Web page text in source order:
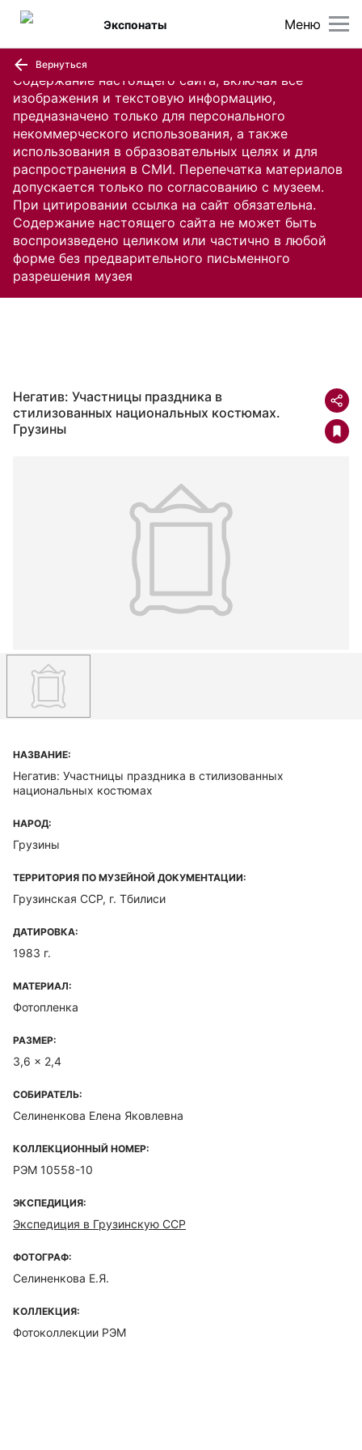
Содержание настоящего сайта, включая все
изображения и текстовую информацию,
предназначено только для персонального
некоммерческого использования, а также
использования в образовательных целях и для
распространения в СМИ. Перепечатка материалов
допускается только по согласованию с музеем.
При цитировании ссылка на сайт обязательна.
Содержание настоящего сайта не может быть
воспроизведено целиком или частично в любой
форме без предварительного письменного
разрешения музея
Меню
Экспонаты
Вернуться
Негатив: Участницы праздника в
стилизованных национальных костюмах.
Грузины
НАЗВАНИЕ:
Негатив: Участницы праздника в стилизованных
национальных костюмах
НАРОД:
Грузины
ТЕРРИТОРИЯ ПО МУЗЕЙНОЙ ДОКУМЕНТАЦИИ:
Грузинская ССР, г. Тбилиси
ДАТИРОВКА:
1983 г.
МАТЕРИАЛ:
Фотопленка
РАЗМЕР:
3,6 x 2,4
СОБИРАТЕЛЬ:
Селиненкова Елена Яковлевна
КОЛЛЕКЦИОННЫЙ НОМЕР:
РЭМ 10558-10
ЭКСПЕДИЦИЯ:
Экспедиция в Грузинскую ССР
ФОТОГРАФ:
Селиненкова Е.Я.
КОЛЛЕКЦИЯ:
Фотоколлекции РЭМ